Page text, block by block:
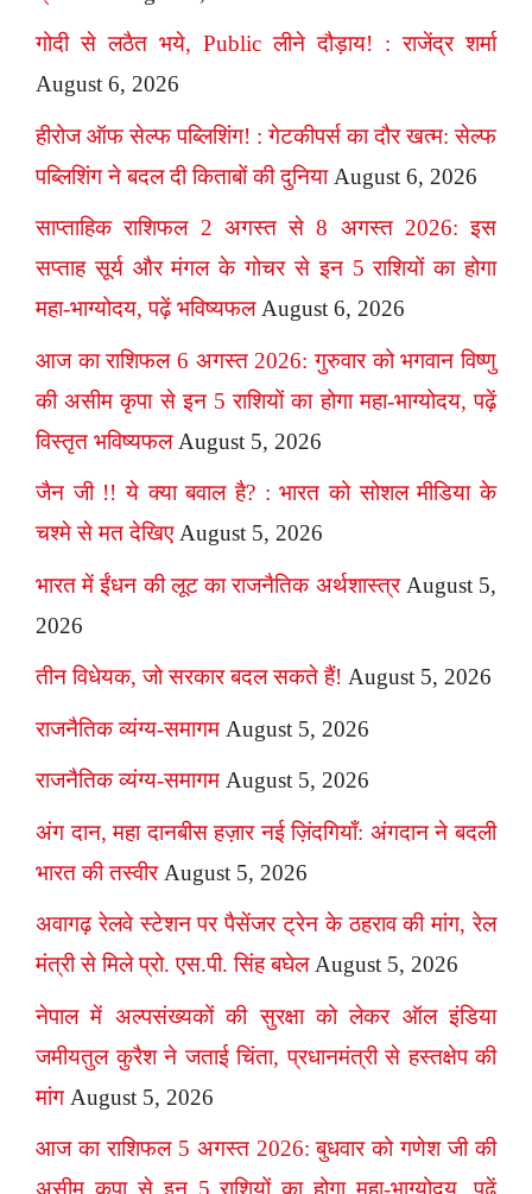
गोदी से लठैत भये, Public लीने दौड़ाय! : राजेंद्र शर्मा
August 6, 2026
हीरोज ऑफ सेल्फ पब्लिशिंग! : गेटकीपर्स का दौर खत्म: सेल्फ
पब्लिशिंग ने बदल दी किताबों की दुनिया August 6, 2026
साप्ताहिक राशिफल 2 अगस्त से 8 अगस्त 2026: इस
सप्ताह सूर्य और मंगल के गोचर से इन 5 राशियों का होगा
महा-भाग्योदय, पढ़ें भविष्यफल August 6, 2026
आज का राशिफल 6 अगस्त 2026: गुरुवार को भगवान विष्णु
की असीम कृपा से इन 5 राशियों का होगा महा-भाग्योदय, पढ़ें
विस्तृत भविष्यफल August 5, 2026
जैन जी !! ये क्या बवाल है? : भारत को सोशल मीडिया के
चश्मे से मत देखिए August 5, 2026
भारत में ईंधन की लूट का राजनैतिक अर्थशास्त्र August 5,
2026
तीन विधेयक, जो सरकार बदल सकते हैं! August 5, 2026
राजनैतिक व्यंग्य-समागम August 5, 2026
राजनैतिक व्यंग्य-समागम August 5, 2026
अंग दान, महा दानबीस हज़ार नई ज़िंदगियाँ: अंगदान ने बदली
भारत की तस्वीर August 5, 2026
अवागढ़ रेलवे स्टेशन पर पैसेंजर ट्रेन के ठहराव की मांग, रेल
मंत्री से मिले प्रो. एस.पी. सिंह बघेल August 5, 2026
नेपाल में अल्पसंख्यकों की सुरक्षा को लेकर ऑल इंडिया
जमीयतुल कुरैश ने जताई चिंता, प्रधानमंत्री से हस्तक्षेप की
मांग August 5, 2026
आज का राशिफल 5 अगस्त 2026: बुधवार को गणेश जी की